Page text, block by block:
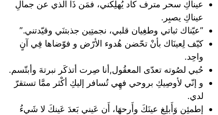
عيناكِ سحر مترف كاد يُهلِكني، فمَن ذَا الذي عن جمالِ
عيناكِ يصبِر.
”عيّناك ثباتي وطغِيان قلبي، نجمتِين جذبتنَي وقيّدتني.”
‏كيّف لِعينَاك بأنْ تحّضن هُدوء الأرّض و فوّضاها فِي آنٍ
واحِد.
حُبي لصُوته تعدّى المعقُول,‏أنا صِرت أتذكَر نبرتهَ وأبتّسم.
و إنّي لأوصِيكِ بروحي فهِي تُسافر إليكِ أكْثر ممَّا تستقرّ
لدي.
إطمئِن وَأَبلِغ عينَكَ وأَرحهَا، أَن عَيني بَعدَ عَينكَ لا شَيءُ